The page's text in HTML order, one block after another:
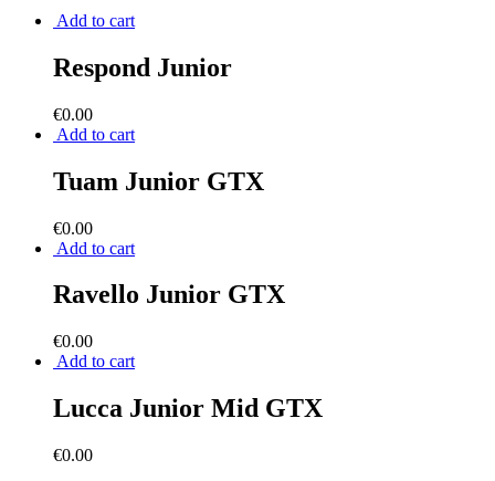
Add to cart
Respond Junior
€0.00
Add to cart
Tuam Junior GTX
€0.00
Add to cart
Ravello Junior GTX
€0.00
Add to cart
Lucca Junior Mid GTX
€0.00